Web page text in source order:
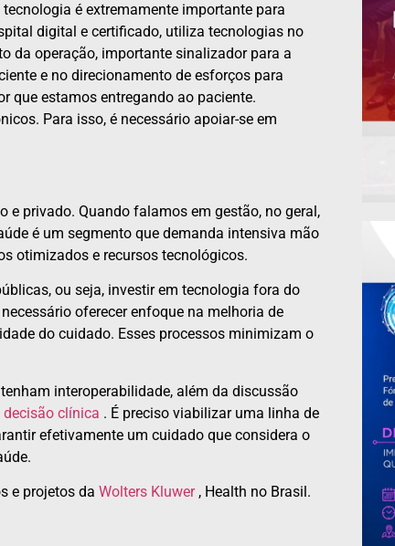
é extremamente importante para
digital e certificado, utiliza tecnologias no
da operação, importante sinalizador para a
e no direcionamento de esforços para
que estamos entregando ao paciente.
Para isso, é necessário apoiar-se em
privado. Quando falamos em gestão, no geral,
é um segmento que demanda intensiva mão
otimizados e recursos tecnológicos.
ou seja, investir em tecnologia fora do
oferecer enfoque na melhoria de
do cuidado. Esses processos minimizam o
interoperabilidade, além da discussão
decisão clínica . É preciso viabilizar uma linha de
efetivamente um cuidado que considera o
e projetos da Wolters Kluwer , Health no Brasil.